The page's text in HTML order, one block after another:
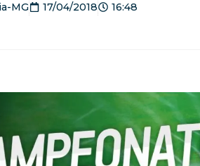
MG 17/04/2018 16:48